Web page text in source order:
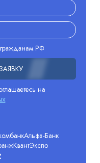
гражданам РФ
на
Альфа-Банк
КвантЭкспо